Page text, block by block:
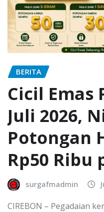
BERITA
Cicil Emas
Juli 2026,
Potongan
Rp50 Ribu
surgafmadmin
CIREBON – Pegadaian